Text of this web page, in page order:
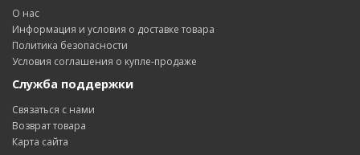
О нас
Информация и условия о доставке товара
Политика безопасности
Условия соглашения о купле-продаже
Служба поддержки
Связаться с нами
Возврат товара
Карта сайта